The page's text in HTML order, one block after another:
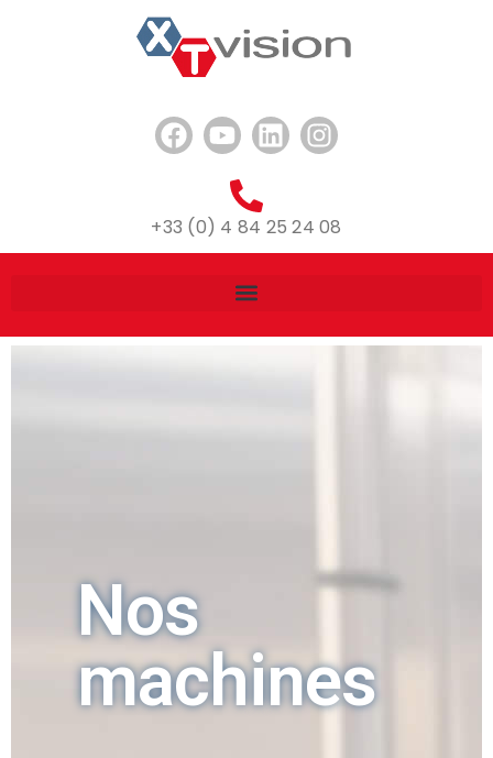
+33 (0) 4 84 25 24 08
Nos
machines